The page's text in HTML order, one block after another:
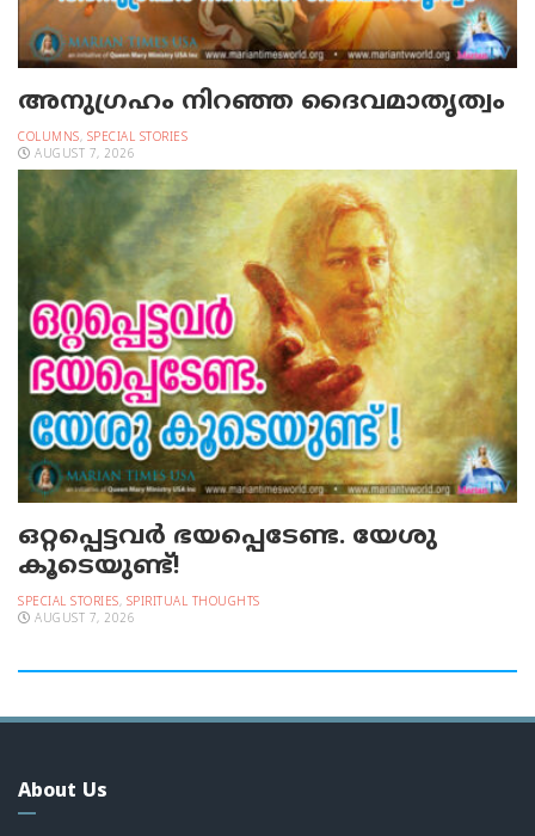
അനുഗ്രഹം നിറഞ്ഞ ദൈവമാതൃത്വം
COLUMNS, SPECIAL STORIES
AUGUST 7, 2026
ഒറ്റപ്പെട്ടവര്‍ ഭയപ്പെടേണ്ട. യേശു
കൂടെയുണ്ട്!
SPECIAL STORIES, SPIRITUAL THOUGHTS
AUGUST 7, 2026
About Us